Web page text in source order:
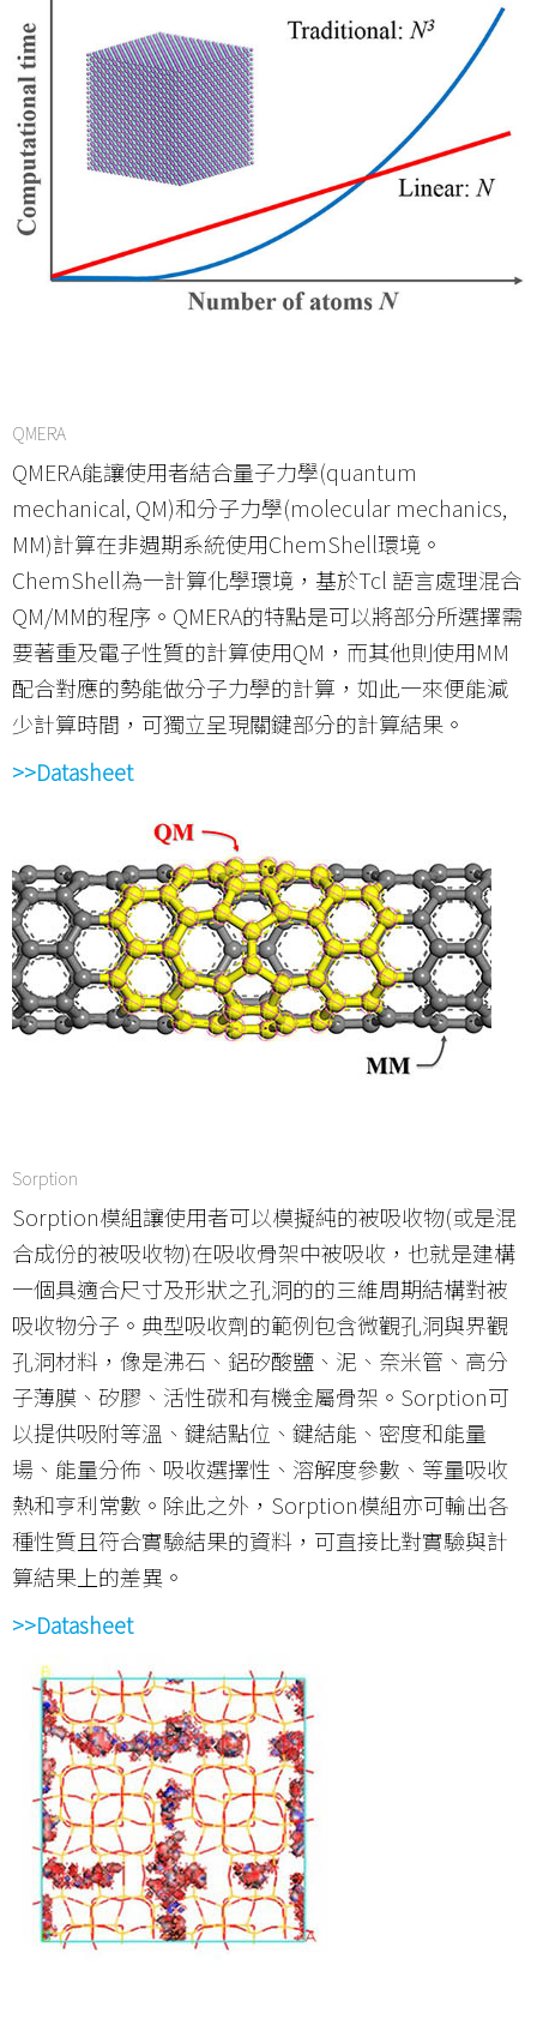
QMERA
QMERA能讓使用者結合量子力學(quantum
mechanical, QM)和分子力學(molecular mechanics,
MM)計算在非週期系統使用ChemShell環境。
ChemShell為一計算化學環境，基於Tcl 語言處理混合
QM/MM的程序。QMERA的特點是可以將部分所選擇需
要著重及電子性質的計算使用QM，而其他則使用MM
配合對應的勢能做分子力學的計算，如此一來便能減
少計算時間，可獨立呈現關鍵部分的計算結果。
>>Datasheet
Sorption
Sorption模組讓使用者可以模擬純的被吸收物(或是混
合成份的被吸收物)在吸收骨架中被吸收，也就是建構
一個具適合尺寸及形狀之孔洞的的三維周期結構對被
吸收物分子。典型吸收劑的範例包含微觀孔洞與界觀
孔洞材料，像是沸石、鋁矽酸鹽、泥、奈米管、高分
子薄膜、矽膠、活性碳和有機金屬骨架。Sorption可
以提供吸附等溫、鍵結點位、鍵結能、密度和能量
場、能量分佈、吸收選擇性、溶解度參數、等量吸收
熱和亨利常數。除此之外，Sorption模組亦可輸出各
種性質且符合實驗結果的資料，可直接比對實驗與計
算結果上的差異。
>>Datasheet